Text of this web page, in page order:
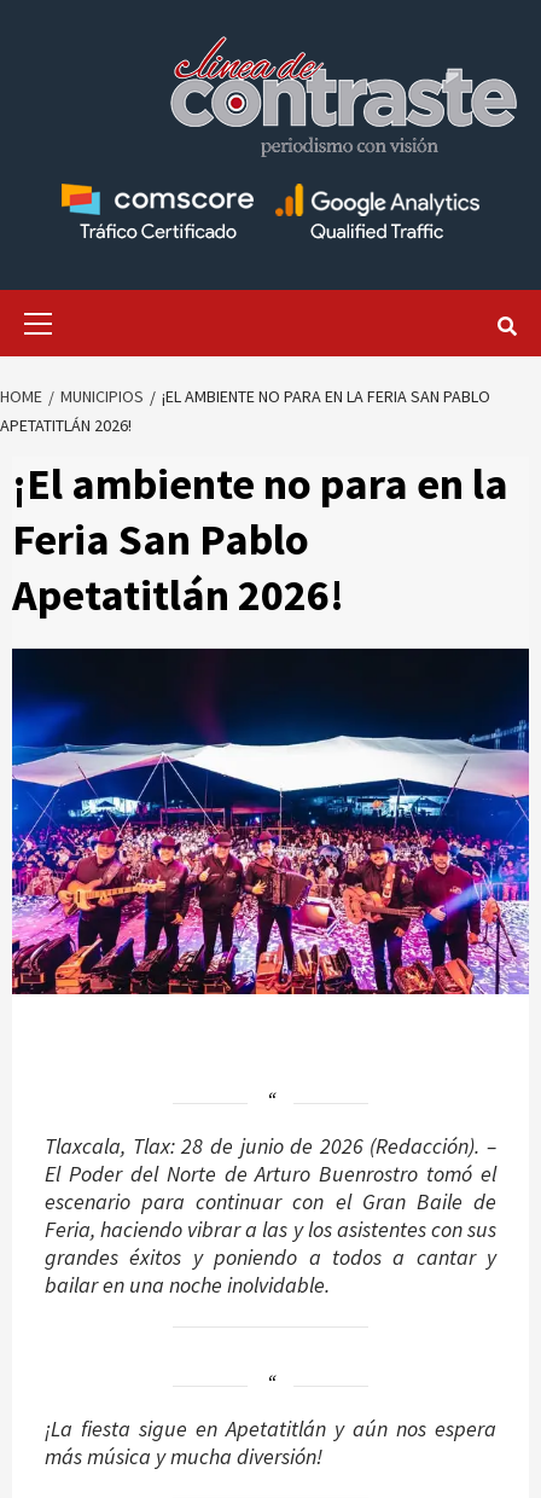
HOME MUNICIPIOS
¡EL AMBIENTE NO PARA EN LA FERIA SAN PABLO
APETATITLÁN 2026!
¡El ambiente no para en la
Feria San Pablo
Apetatitlán 2026!
Tlaxcala, Tlax: 28 de junio de 2026 (Redacción). –
El Poder del Norte de Arturo Buenrostro tomó el
escenario para continuar con el Gran Baile de
Feria, haciendo vibrar a las y los asistentes con sus
grandes éxitos y poniendo a todos a cantar y
bailar en una noche inolvidable.
¡La fiesta sigue en Apetatitlán y aún nos espera
más música y mucha diversión!